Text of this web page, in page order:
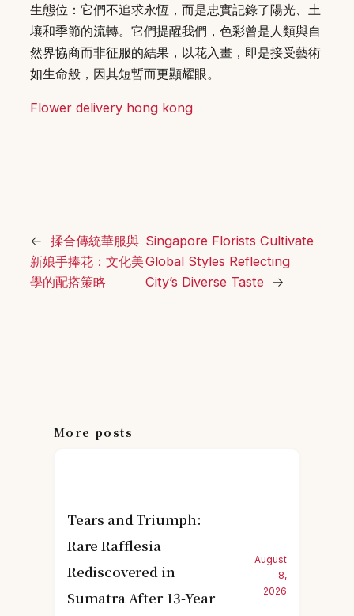
生態位：它們不追求永恆，而是忠實記錄了陽光、土
壤和季節的流轉。它們提醒我們，色彩曾是人類與自
然界協商而非征服的結果，以花入畫，即是接受藝術
如生命般，因其短暫而更顯耀眼。
Flower delivery hong kong
← 揉合傳統華服與
新娘手捧花：文化美
學的配搭策略
Singapore Florists Cultivate
Global Styles Reflecting
City’s Diverse Taste →
More posts
Tears and Triumph:
Rare Rafflesia
Rediscovered in
Sumatra After 13-Year
August
8,
2026